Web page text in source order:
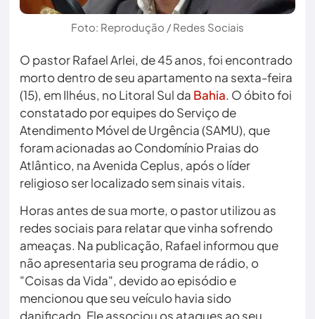
Foto: Reprodução / Redes Sociais
O pastor Rafael Arlei, de 45 anos, foi encontrado
morto dentro de seu apartamento na sexta-feira
(15), em Ilhéus, no Litoral Sul da Bahia. O óbito foi
constatado por equipes do Serviço de
Atendimento Móvel de Urgência (SAMU), que
foram acionadas ao Condomínio Praias do
Atlântico, na Avenida Ceplus, após o líder
religioso ser localizado sem sinais vitais.
Horas antes de sua morte, o pastor utilizou as
redes sociais para relatar que vinha sofrendo
ameaças. Na publicação, Rafael informou que
não apresentaria seu programa de rádio, o
"Coisas da Vida", devido ao episódio e
mencionou que seu veículo havia sido
danificado. Ele associou os ataques ao seu